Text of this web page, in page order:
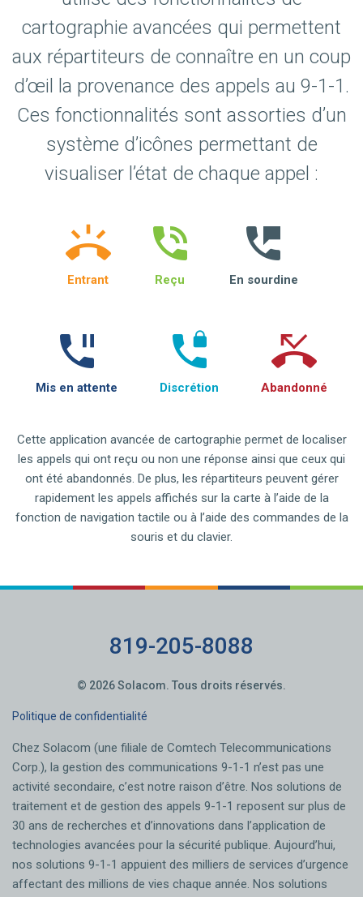
cartographie avancées qui permettent
aux répartiteurs de connaître en un coup
d’œil la provenance des appels au 9-1-1.
Ces fonctionnalités sont assorties d’un
système d’icônes permettant de
visualiser l’état de chaque appel :
Entrant Reçu En sourdine
Mis en attente Discrétion Abandonné
Cette application avancée de cartographie permet de localiser
les appels qui ont reçu ou non une réponse ainsi que ceux qui
ont été abandonnés. De plus, les répartiteurs peuvent gérer
rapidement les appels affichés sur la carte à l’aide de la
fonction de navigation tactile ou à l’aide des commandes de la
souris et du clavier.
819-205-8088
© 2026 Solacom. Tous droits réservés.
Politique de confidentialité
Chez Solacom (une filiale de Comtech Telecommunications
Corp.), la gestion des communications 9-1-1 n’est pas une
activité secondaire, c’est notre raison d’être. Nos solutions de
traitement et de gestion des appels 9-1-1 reposent sur plus de
30 ans de recherches et d’innovations dans l’application de
technologies avancées pour la sécurité publique. Aujourd’hui,
nos solutions 9-1-1 appuient des milliers de services d’urgence
affectant des millions de vies chaque année. Nos solutions